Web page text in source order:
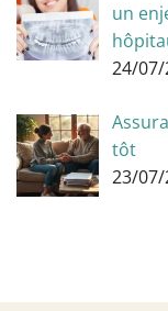
un
24/07/
tôt
23/07/